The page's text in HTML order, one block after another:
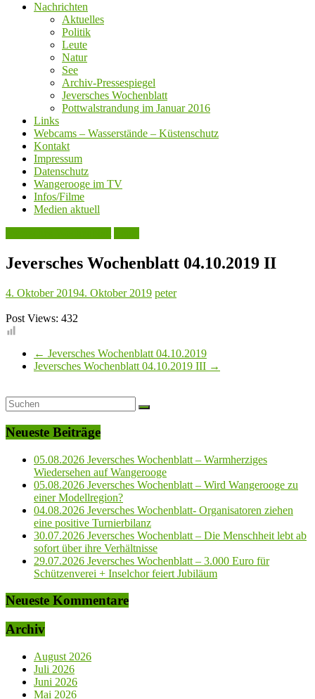
Nachrichten
Aktuelles
Politik
Leute
Natur
See
Archiv-Pressespiegel
Jeversches Wochenblatt
Pottwalstrandung im Januar 2016
Links
Webcams – Wasserstände – Küstenschutz
Kontakt
Impressum
Datenschutz
Wangerooge im TV
Infos/Filme
Medien aktuell
Jeversches Wochenblatt 04.10.2019 II
4. Oktober 20194. Oktober 2019 peter
Post Views: 432
← Jeversches Wochenblatt 04.10.2019
Jeversches Wochenblatt 04.10.2019 III →
Neueste Beiträge
05.08.2026 Jeversches Wochenblatt – Warmherziges
Wiedersehen auf Wangerooge
05.08.2026 Jeversches Wochenblatt – Wird Wangerooge zu
einer Modellregion?
04.08.2026 Jeversches Wochenblatt- Organisatoren ziehen
eine positive Turnierbilanz
30.07.2026 Jeversches Wochenblatt – Die Menschheit lebt ab
sofort über ihre Verhältnisse
29.07.2026 Jeversches Wochenblatt – 3.000 Euro für
Schützenverei + Inselchor feiert Jubiläum
Neueste Kommentare
Archiv
August 2026
Juli 2026
Juni 2026
Mai 2026